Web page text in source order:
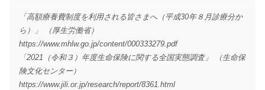
「高額療養費制度を利用される皆さまへ（平成30年８月診療分か
ら）」 （厚生労働省）
https://www.mhlw.go.jp/content/000333279.pdf
「2021（令和３）年度生命保険に関する全国実態調査」 （生命保
険文化センター）
https://www.jili.or.jp/research/report/8361.html